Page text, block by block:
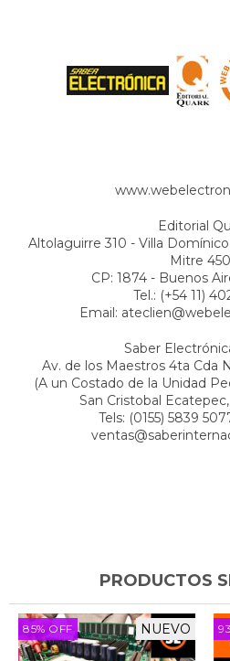
Editorial
Altolaguirre 310 - Villa
Mitre
CP: 1874 - Buenos
Tel.: (+54 11)
Email:
Saber
Av. de los Maestros 4ta Cda
(A un Costado de la Unidad
San Cristobal
Tels: (0155) 5839
PRODUCTOS
85% OFF NUEVO 93